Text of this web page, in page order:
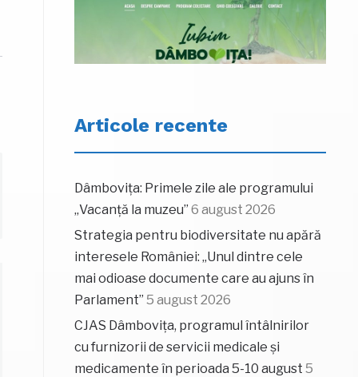
Articole recente
Dâmbovița: Primele zile ale programului
„Vacanță la muzeu” 6 august 2026
Strategia pentru biodiversitate nu apără
interesele României: „Unul dintre cele
mai odioase documente care au ajuns în
Parlament” 5 august 2026
CJAS Dâmbovița, programul întâlnirilor
cu furnizorii de servicii medicale și
medicamente în perioada 5-10 august 5